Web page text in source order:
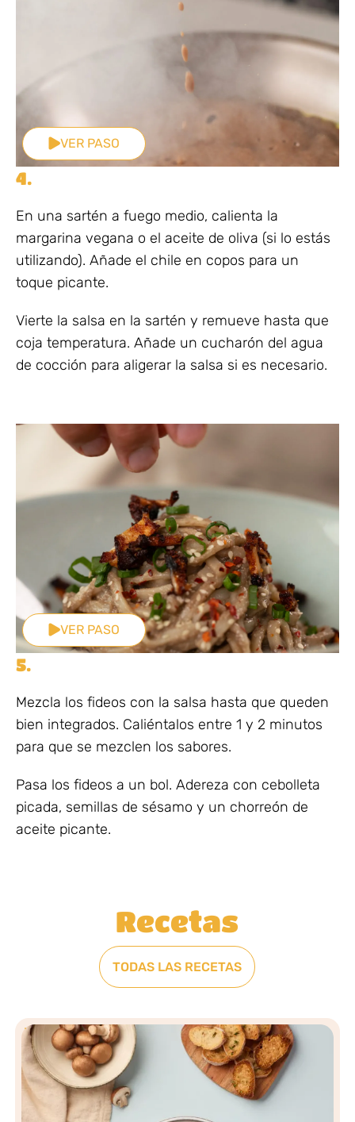
VER PASO
4.
En una sartén a fuego medio, calienta la
margarina vegana o el aceite de oliva (si lo estás
utilizando). Añade el chile en copos para un
toque picante.
Vierte la salsa en la sartén y remueve hasta que
coja temperatura. Añade un cucharón del agua
de cocción para aligerar la salsa si es necesario.
VER PASO
5.
Mezcla los fideos con la salsa hasta que queden
bien integrados. Caliéntalos entre 1 y 2 minutos
para que se mezclen los sabores.
Pasa los fideos a un bol. Adereza con cebolleta
picada, semillas de sésamo y un chorreón de
aceite picante.
Recetas
TODAS LAS RECETAS